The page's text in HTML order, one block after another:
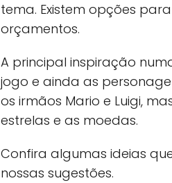
tema. Existem opções
orçamentos.
A principal inspiração
jogo e ainda as
os irmãos Mario e Luigi,
estrelas e as moedas.
Confira algumas ideias
nossas sugestões.